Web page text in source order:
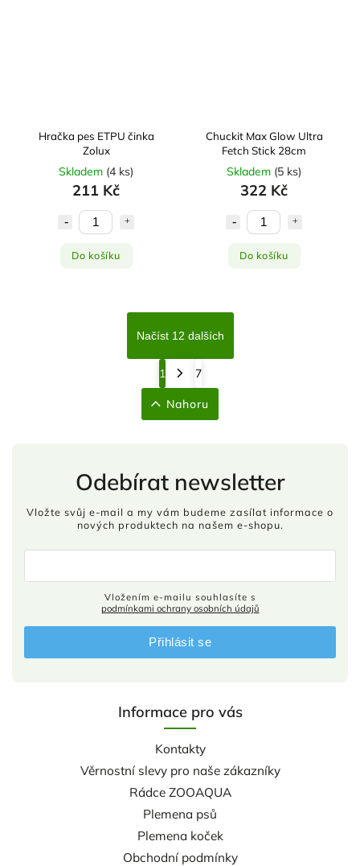
Hračka pes ETPU činka
Zolux
Skladem (4 ks)
211 Kč
Do košíku
Chuckit Max Glow Ultra
Fetch Stick 28cm
Skladem (5 ks)
322 Kč
Do košíku
Načíst 12 dalších
1 7
Nahoru
Informace pro vás
Kontakty
Věrnostní slevy pro naše zákazníky
Rádce ZOOAQUA
Plemena psů
Plemena koček
Obchodní podmínky
Odebírat newsletter
Vložte svůj e-mail a my vám budeme zasílat informace o
nových produktech na našem e-shopu.
podmínkami ochrany osobních údajů
Přihlásit se